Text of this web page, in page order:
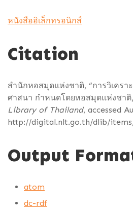
หนังสืออิเล็กทรอนิกส์
Citation
สำนักหอสมุดแห่งชาติ, “การวิเคร
ศาสนา กำหนดโดยหอสมุดแห่งชาติ
Library of Thailand, accessed
http://digital.nlt.go.th/dlib/
Output
atom
dc-rdf